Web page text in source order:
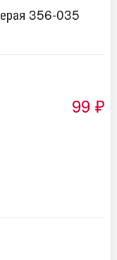
356-035
99 ₽